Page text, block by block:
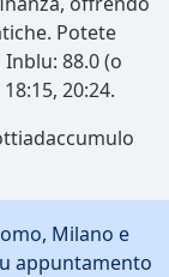
Potete
88.0 (o
20:24.
Milano e
appuntamento